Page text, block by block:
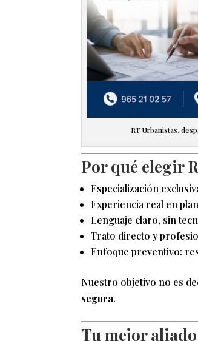
RT Urbanistas,
Por qué elegir
Especialización
Experiencia real en
Lenguaje claro, sin
Trato directo y
Enfoque preventivo:
Nuestro objetivo no es
segura.
Tu mejor